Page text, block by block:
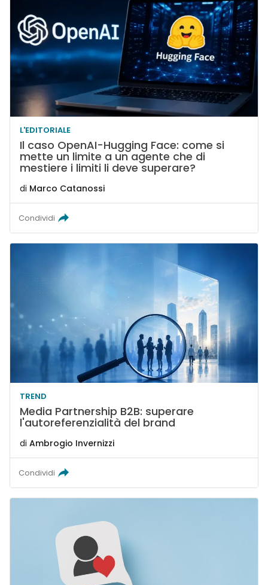
L'EDITORIALE
Il caso OpenAI-Hugging Face: come si
mette un limite a un agente che di
mestiere i limiti li deve superare?
di Marco Catanossi
Condividi
TREND
Media Partnership B2B: superare
l'autoreferenzialità del brand
di Ambrogio Invernizzi
Condividi